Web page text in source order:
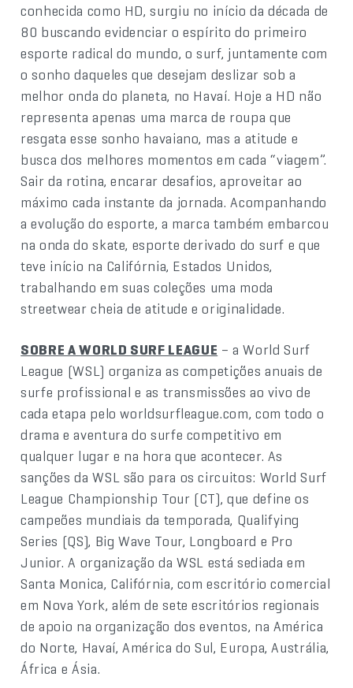
conhecida como HD, surgiu no início da década de
80 buscando evidenciar o espírito do primeiro
esporte radical do mundo, o surf, juntamente com
o sonho daqueles que desejam deslizar sob a
melhor onda do planeta, no Havaí. Hoje a HD não
representa apenas uma marca de roupa que
resgata esse sonho havaiano, mas a atitude e
busca dos melhores momentos em cada “viagem”.
Sair da rotina, encarar desafios, aproveitar ao
máximo cada instante da jornada. Acompanhando
a evolução do esporte, a marca também embarcou
na onda do skate, esporte derivado do surf e que
teve início na Califórnia, Estados Unidos,
trabalhando em suas coleções uma moda
streetwear cheia de atitude e originalidade.
SOBRE A WORLD SURF LEAGUE – a World Surf
League (WSL) organiza as competições anuais de
surfe profissional e as transmissões ao vivo de
cada etapa pelo worldsurfleague.com, com todo o
drama e aventura do surfe competitivo em
qualquer lugar e na hora que acontecer. As
sanções da WSL são para os circuitos: World Surf
League Championship Tour (CT), que define os
campeões mundiais da temporada, Qualifying
Series (QS), Big Wave Tour, Longboard e Pro
Junior. A organização da WSL está sediada em
Santa Monica, Califórnia, com escritório comercial
em Nova York, além de sete escritórios regionais
de apoio na organização dos eventos, na América
do Norte, Havaí, América do Sul, Europa, Austrália,
África e Ásia.